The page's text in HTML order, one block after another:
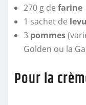
270 g de farine
1 sachet de
3 pommes
Golden ou la
Pour la